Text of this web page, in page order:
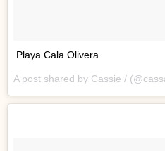
Playa Cala Olivera
A post shared by Cassie /